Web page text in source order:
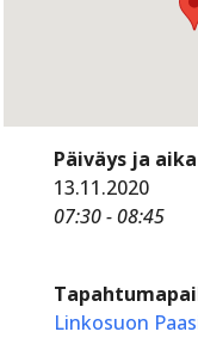
Päiväys ja aika
13.11.2020
07:30 - 08:45
Linkosuon